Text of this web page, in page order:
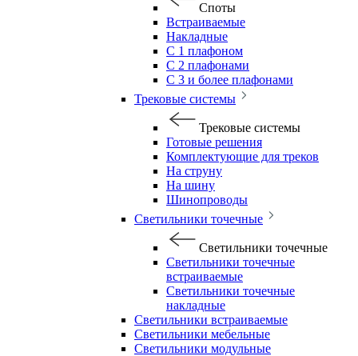
Споты
Встраиваемые
Накладные
С 1 плафоном
С 2 плафонами
С 3 и более плафонами
Трековые системы
Трековые системы
Готовые решения
Комплектующие для треков
На струну
На шину
Шинопроводы
Светильники точечные
Светильники точечные
Светильники точечные
встраиваемые
Светильники точечные
накладные
Светильники встраиваемые
Светильники мебельные
Светильники модульные